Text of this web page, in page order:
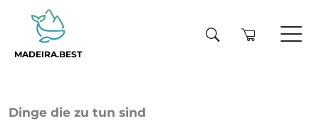
MADEIRA.BEST
Dinge die zu tun sind